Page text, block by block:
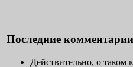
Последние комментарии
Действительно, о таком